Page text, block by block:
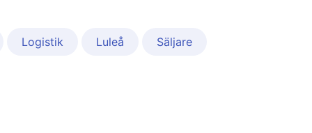
Logistik Luleå Säljare